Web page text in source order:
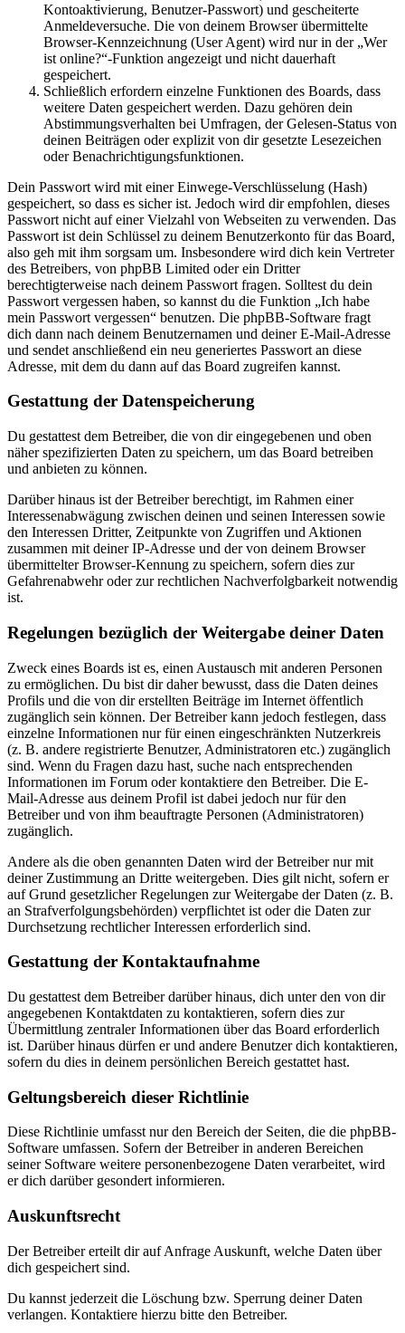
Kontoaktivierung, Benutzer-Passwort) und gescheiterte
Anmeldeversuche. Die von deinem Browser übermittelte
Browser-Kennzeichnung (User Agent) wird nur in der „Wer
ist online?“-Funktion angezeigt und nicht dauerhaft
gespeichert.
Schließlich erfordern einzelne Funktionen des Boards, dass
weitere Daten gespeichert werden. Dazu gehören dein
Abstimmungsverhalten bei Umfragen, der Gelesen-Status von
deinen Beiträgen oder explizit von dir gesetzte Lesezeichen
oder Benachrichtigungsfunktionen.
Dein Passwort wird mit einer Einwege-Verschlüsselung (Hash)
gespeichert, so dass es sicher ist. Jedoch wird dir empfohlen, dieses
Passwort nicht auf einer Vielzahl von Webseiten zu verwenden. Das
Passwort ist dein Schlüssel zu deinem Benutzerkonto für das Board,
also geh mit ihm sorgsam um. Insbesondere wird dich kein Vertreter
des Betreibers, von phpBB Limited oder ein Dritter
berechtigterweise nach deinem Passwort fragen. Solltest du dein
Passwort vergessen haben, so kannst du die Funktion „Ich habe
mein Passwort vergessen“ benutzen. Die phpBB-Software fragt
dich dann nach deinem Benutzernamen und deiner E-Mail-Adresse
und sendet anschließend ein neu generiertes Passwort an diese
Adresse, mit dem du dann auf das Board zugreifen kannst.
Gestattung der Datenspeicherung
Du gestattest dem Betreiber, die von dir eingegebenen und oben
näher spezifizierten Daten zu speichern, um das Board betreiben
und anbieten zu können.
Darüber hinaus ist der Betreiber berechtigt, im Rahmen einer
Interessenabwägung zwischen deinen und seinen Interessen sowie
den Interessen Dritter, Zeitpunkte von Zugriffen und Aktionen
zusammen mit deiner IP-Adresse und der von deinem Browser
übermittelter Browser-Kennung zu speichern, sofern dies zur
Gefahrenabwehr oder zur rechtlichen Nachverfolgbarkeit notwendig
ist.
Regelungen bezüglich der Weitergabe deiner Daten
Zweck eines Boards ist es, einen Austausch mit anderen Personen
zu ermöglichen. Du bist dir daher bewusst, dass die Daten deines
Profils und die von dir erstellten Beiträge im Internet öffentlich
zugänglich sein können. Der Betreiber kann jedoch festlegen, dass
einzelne Informationen nur für einen eingeschränkten Nutzerkreis
(z. B. andere registrierte Benutzer, Administratoren etc.) zugänglich
sind. Wenn du Fragen dazu hast, suche nach entsprechenden
Informationen im Forum oder kontaktiere den Betreiber. Die E-
Mail-Adresse aus deinem Profil ist dabei jedoch nur für den
Betreiber und von ihm beauftragte Personen (Administratoren)
zugänglich.
Andere als die oben genannten Daten wird der Betreiber nur mit
deiner Zustimmung an Dritte weitergeben. Dies gilt nicht, sofern er
auf Grund gesetzlicher Regelungen zur Weitergabe der Daten (z. B.
an Strafverfolgungsbehörden) verpflichtet ist oder die Daten zur
Durchsetzung rechtlicher Interessen erforderlich sind.
Gestattung der Kontaktaufnahme
Du gestattest dem Betreiber darüber hinaus, dich unter den von dir
angegebenen Kontaktdaten zu kontaktieren, sofern dies zur
Übermittlung zentraler Informationen über das Board erforderlich
ist. Darüber hinaus dürfen er und andere Benutzer dich kontaktieren,
sofern du dies in deinem persönlichen Bereich gestattet hast.
Geltungsbereich dieser Richtlinie
Diese Richtlinie umfasst nur den Bereich der Seiten, die die phpBB-
Software umfassen. Sofern der Betreiber in anderen Bereichen
seiner Software weitere personenbezogene Daten verarbeitet, wird
er dich darüber gesondert informieren.
Auskunftsrecht
Der Betreiber erteilt dir auf Anfrage Auskunft, welche Daten über
dich gespeichert sind.
Du kannst jederzeit die Löschung bzw. Sperrung deiner Daten
verlangen. Kontaktiere hierzu bitte den Betreiber.